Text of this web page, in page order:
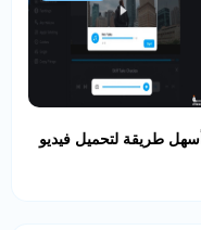
أسهل طريقة لتحميل فيديو